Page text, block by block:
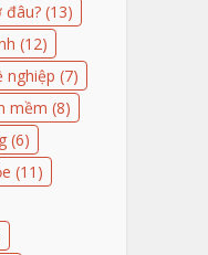
đâu? (13)
(12)
nghiệp (7)
mềm (8)
(6)
(11)